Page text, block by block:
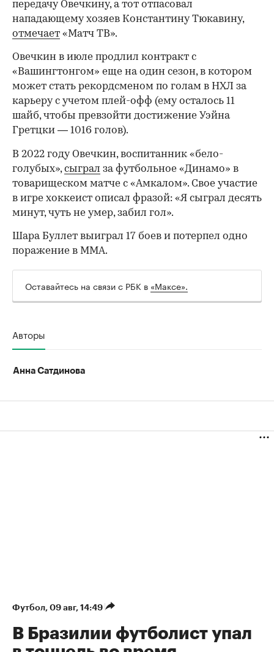
передачу Овечкину, а тот отпасовал
нападающему хозяев Константину Тюкавину,
отмечает «Матч ТВ».
Овечкин в июле продлил контракт с
«Вашингтонгом» еще на один сезон, в котором
может стать рекордсменом по голам в НХЛ за
карьеру с учетом плей-офф (ему осталось 11
шайб, чтобы превзойти достижение Уэйна
Гретцки — 1016 голов).
00:00 / 00:00
В 2022 году Овечкин, воспитанник «бело-
голубых»,сыграл за футбольное «Динамо» в
товарищеском матче с «Амкалом». Свое участие
в игре хоккеист описал фразой: «Я сыграл десять
минут, чуть не умер, забил гол».
Шара Буллет выиграл 17 боев и потерпел одно
поражение в ММА.
Оставайтесь на связи с РБК в «Максе».
Авторы
Анна Сатдинова
Футбол⁠, 09 авг, 14:49
В Бразилии футболист упал